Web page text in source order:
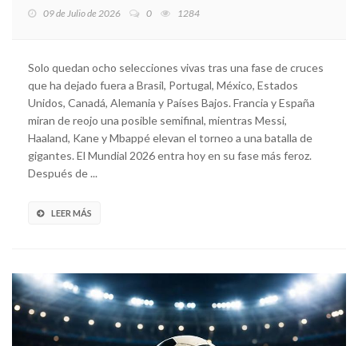
09 de Julio de 2026 0 1284
Solo quedan ocho selecciones vivas tras una fase de cruces
que ha dejado fuera a Brasil, Portugal, México, Estados
Unidos, Canadá, Alemania y Países Bajos. Francia y España
miran de reojo una posible semifinal, mientras Messi,
Haaland, Kane y Mbappé elevan el torneo a una batalla de
gigantes. El Mundial 2026 entra hoy en su fase más feroz.
Después de ...
LEER MÁS